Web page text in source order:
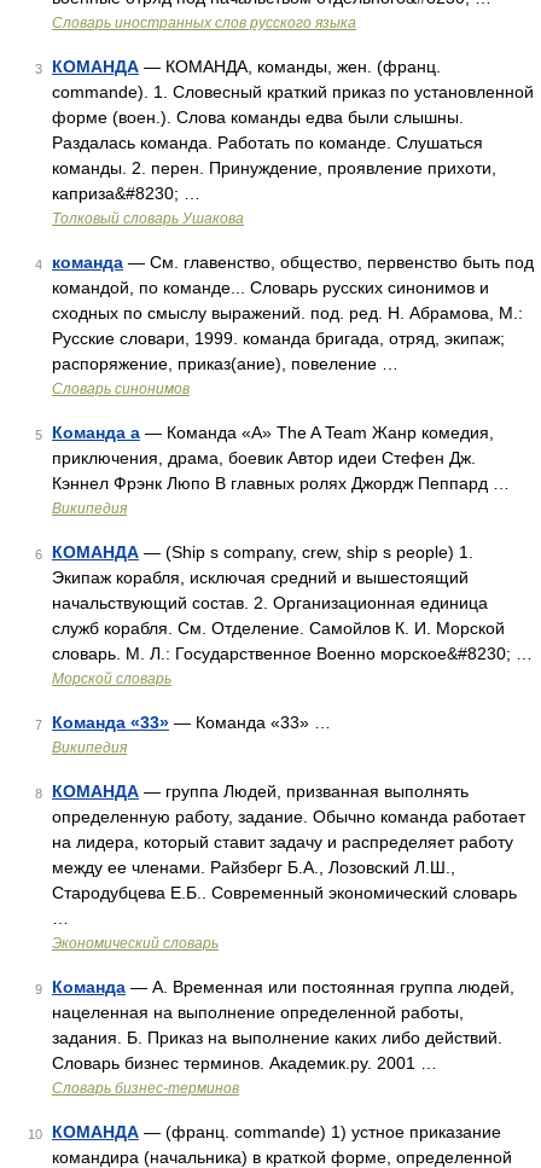
Словарь иностранных слов русского языка
3 КОМАНДА — КОМАНДА, команды, жен. (франц.
commande). 1. Словесный краткий приказ по установленной
форме (воен.). Слова команды едва были слышны.
Раздалась команда. Работать по команде. Слушаться
команды. 2. перен. Принуждение, проявление прихоти,
каприза&#8230; …
Толковый словарь Ушакова
4 команда — См. главенство, общество, первенство быть под
командой, по команде... Словарь русских синонимов и
сходных по смыслу выражений. под. ред. Н. Абрамова, М.:
Русские словари, 1999. команда бригада, отряд, экипаж;
распоряжение, приказ(ание), повеление …
Словарь синонимов
5 Команда а — Команда «А» The A Team Жанр комедия,
приключения, драма, боевик Автор идеи Стефен Дж.
Кэннел Фрэнк Люпо В главных ролях Джордж Пеппард …
Википедия
6 КОМАНДА — (Ship s company, crew, ship s people) 1.
Экипаж корабля, исключая средний и вышестоящий
начальствующий состав. 2. Организационная единица
служб корабля. См. Отделение. Самойлов К. И. Морской
словарь. М. Л.: Государственное Военно морское&#8230; …
Морской словарь
7 Команда «33» — Команда «33» …
Википедия
8 КОМАНДА — группа Людей, призванная выполнять
определенную работу, задание. Обычно команда работает
на лидера, который ставит задачу и распределяет работу
между ее членами. Райзберг Б.А., Лозовский Л.Ш.,
Стародубцева Е.Б.. Современный экономический словарь
Экономический словарь
9 Команда — А. Временная или постоянная группа людей,
нацеленная на выполнение определенной работы,
задания. Б. Приказ на выполнение каких либо действий.
Словарь бизнес терминов. Академик.ру. 2001 …
Словарь бизнес-терминов
10 КОМАНДА — (франц. commande) 1) устное приказание
командира (начальника) в краткой форме, определенной